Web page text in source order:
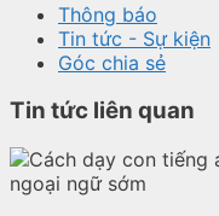
Thông báo
Tin tức - Sự kiện
Góc chia sẻ
Tin tức liên quan